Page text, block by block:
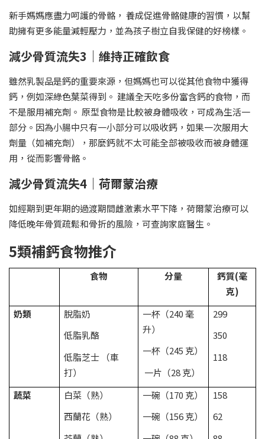
新手媽媽應盡力呵護的骨骼， 養成促進骨骼健康的習慣，以幫
助擁有更多能量減輕壓力，並為孩子樹立自我保健的好榜樣。
減少骨質流失3｜維持正確飲食
雖然乳製品是鈣的重要來源，但媽媽也可以從其他食物中獲得
鈣，例如深綠色葉菜得到。 建議全天吃多份富含鈣的食物，而
不是服用補充劑。 原型食物是比較被身體吸收，可成為生活一
部分。因為小腸中只有一小部分可以吸收鈣，如果一次服用大
劑量（如補充劑），那麼鈣就不太可能全部被吸收而被身體運
用，從而影響骨骼。
減少骨質流失4｜荷爾蒙治療
如經期到更年期的過渡期間雌激素水平下降，荷爾蒙治療可以
降低晚年骨質疏鬆和骨折的風險，可查詢家庭醫生。
5類補鈣食物推介
食物 分量 鈣質(毫
克)
奶類
脫脂奶
低脂乳酪
低脂芝士 （車
打）
一杯（240 毫
升）
一杯（245 克）
一片（28 克）
299
350
118
蔬菜
白菜（熟）
西蘭花（熟）
一碗（170 克）
一碗（156 克）
158
62